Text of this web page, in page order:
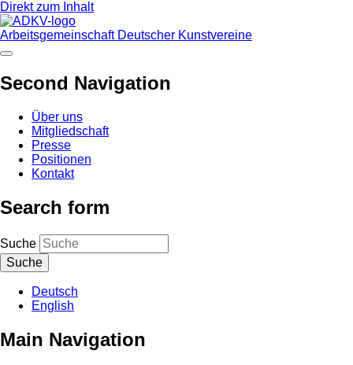
Direkt zum Inhalt
Arbeitsgemeinschaft Deutscher Kunstvereine
Second Navigation
Über uns
Mitgliedschaft
Presse
Positionen
Kontakt
Search form
Suche
Deutsch
English
Main Navigation